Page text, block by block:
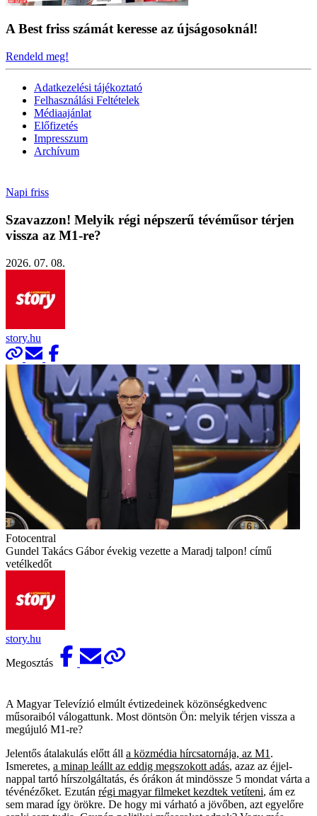
A Best friss számát keresse az újságosoknál!
Rendeld meg!
Adatkezelési tájékoztató
Felhasználási Feltételek
Médiaajánlat
Előfizetés
Impresszum
Archívum
Napi friss
Szavazzon! Melyik régi népszerű tévéműsor térjen
vissza az M1-re?
2026. 07. 08.
story.hu
Fotocentral
Gundel Takács Gábor évekig vezette a Maradj talpon! című
vetélkedőt
story.hu
Megosztás
A Magyar Televízió elmúlt évtizedeinek közönségkedvenc
műsoraiból válogattunk. Most döntsön Ön: melyik térjen vissza a
megújuló M1-re?
Jelentős átalakulás előtt áll a közmédia hírcsatornája, az M1 .
Ismeretes, a minap leállt az eddig megszokott adás, azaz az éjjel-
nappal tartó hírszolgáltatás, és órákon át mindössze 5 mondat várta a
tévénézőket. Ezután régi magyar filmeket kezdtek vetíteni, ám ez
sem marad így örökre. De hogy mi várható a jövőben, azt egyelőre